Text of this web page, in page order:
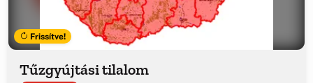
Frissítve!
Tűzgyújtási tilalom